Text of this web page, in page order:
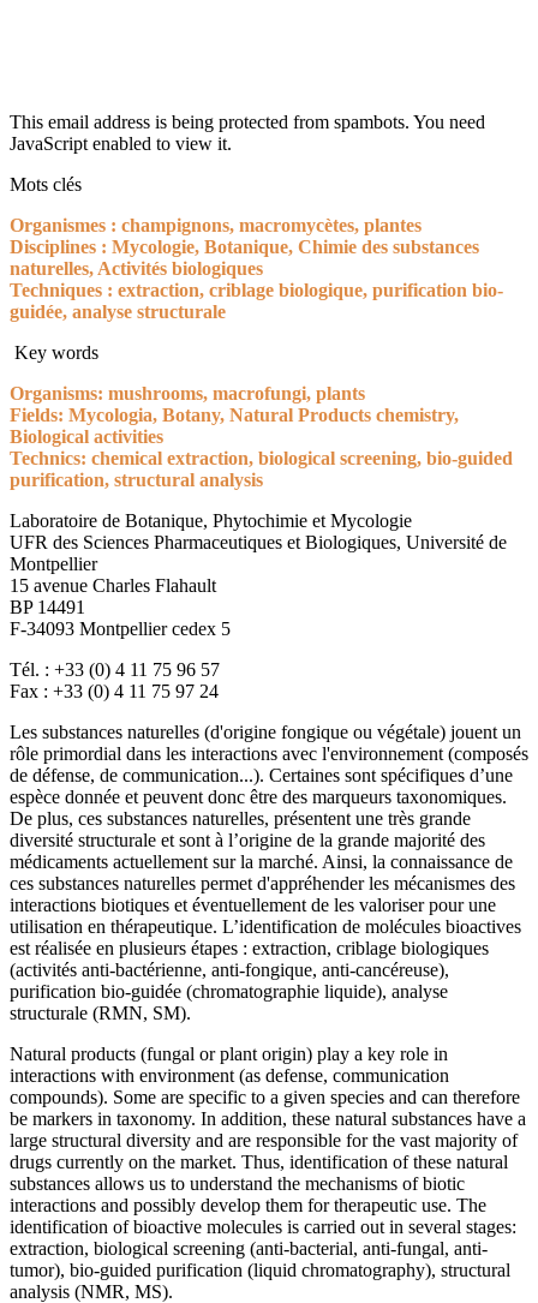
This email address is being protected from spambots. You need
JavaScript enabled to view it.
Mots clés
Organismes : champignons, macromycètes, plantes
Disciplines : Mycologie, Botanique, Chimie des substances
naturelles, Activités biologiques
Techniques : extraction, criblage biologique, purification bio-
guidée, analyse structurale
Key words
Organisms: mushrooms, macrofungi, plants
Fields: Mycologia, Botany, Natural Products chemistry,
Biological activities
Technics: chemical extraction, biological screening, bio-guided
purification, structural analysis
Laboratoire de Botanique, Phytochimie et Mycologie
UFR des Sciences Pharmaceutiques et Biologiques, Université de
Montpellier
15 avenue Charles Flahault
BP 14491
F-34093 Montpellier cedex 5
Tél. : +33 (0) 4 11 75 96 57
Fax : +33 (0) 4 11 75 97 24
Les substances naturelles (d'origine fongique ou végétale) jouent un
rôle primordial dans les interactions avec l'environnement (composés
de défense, de communication...). Certaines sont spécifiques d’une
espèce donnée et peuvent donc être des marqueurs taxonomiques.
De plus, ces substances naturelles, présentent une très grande
diversité structurale et sont à l’origine de la grande majorité des
médicaments actuellement sur la marché. Ainsi, la connaissance de
ces substances naturelles permet d'appréhender les mécanismes des
interactions biotiques et éventuellement de les valoriser pour une
utilisation en thérapeutique. L’identification de molécules bioactives
est réalisée en plusieurs étapes : extraction, criblage biologiques
(activités anti-bactérienne, anti-fongique, anti-cancéreuse),
purification bio-guidée (chromatographie liquide), analyse
structurale (RMN, SM).
Natural products (fungal or plant origin) play a key role in
interactions with environment (as defense, communication
compounds). Some are specific to a given species and can therefore
be markers in taxonomy. In addition, these natural substances have a
large structural diversity and are responsible for the vast majority of
drugs currently on the market. Thus, identification of these natural
substances allows us to understand the mechanisms of biotic
interactions and possibly develop them for therapeutic use. The
identification of bioactive molecules is carried out in several stages:
extraction, biological screening (anti-bacterial, anti-fungal, anti-
tumor), bio-guided purification (liquid chromatography), structural
analysis (NMR, MS).